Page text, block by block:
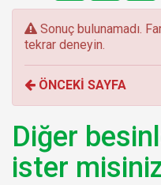
E
r
o
r
:
Sonuç bulunamadı.
tekrar deneyin.
ÖNCEKİ SAYFA
Diğer
ister